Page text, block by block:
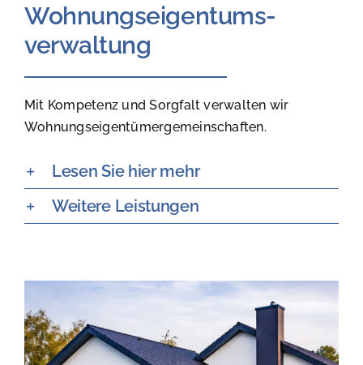
Wohnungseigentums-
verwaltung
Mit Kompetenz und Sorgfalt verwalten wir
Wohnungseigentümergemeinschaften.
Lesen Sie hier mehr
Weitere Leistungen